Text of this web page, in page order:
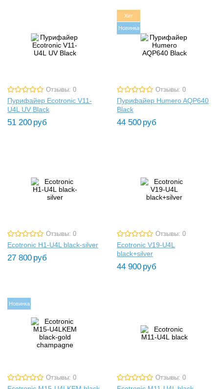
Отзывы: 0
Пурифайер Ecotronic V11-
U4L UV Black
51 200 руб
Хит
Новинка
Отзывы: 0
Пурифайер Humero AQP640
Black
44 500 руб
Отзывы: 0
Ecotronic H1-U4L black-silver
27 800 руб
Отзывы: 0
Ecotronic V19-U4L
black+silver
44 900 руб
Новинка
Отзывы: 0 Отзывы: 0